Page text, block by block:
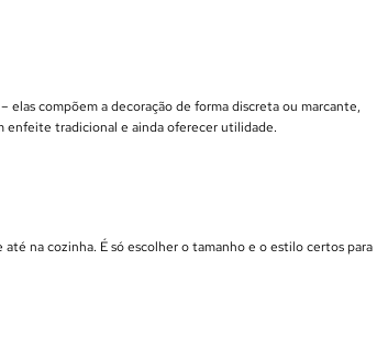
elas compõem a decoração de forma discreta ou marcante,
enfeite tradicional e ainda oferecer utilidade.
até na cozinha. É só escolher o tamanho e o estilo certos para